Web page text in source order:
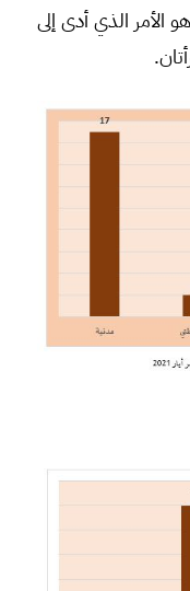
الأمر الذي أدى إلى